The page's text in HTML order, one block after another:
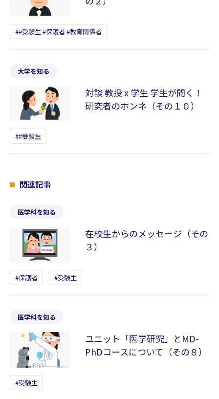
#受験生 #保護者 #教育関係者
大学を知る
対談 教授 x 学生 学生が聞く！
研究者のホンネ（その１０）
#受験生
関連記事
医学科を知る
在校生からのメッセージ（その
３）
保護者 受験生
医学科を知る
ユニット「医学研究」とMD-
PhDコースについて（その８）
受験生